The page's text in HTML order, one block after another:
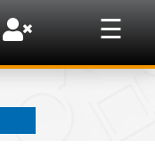
☰
×